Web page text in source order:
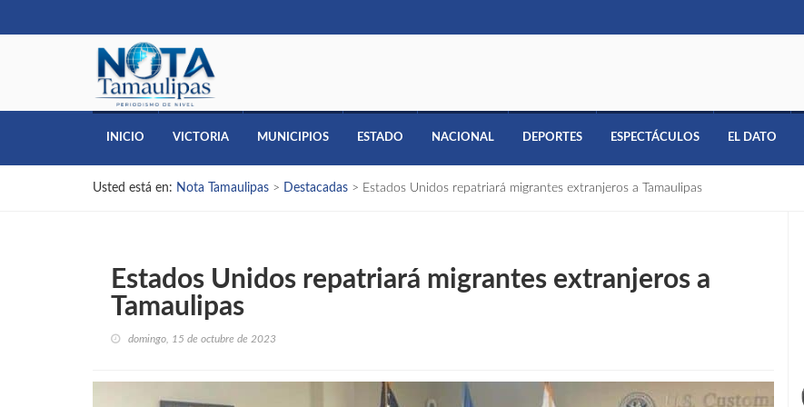
INICIO VICTORIA MUNICIPIOS ESTADO NACIONAL DEPORTES ESPECTÁCULOS EL DATO
Usted está en: Nota Tamaulipas > Destacadas > Estados Unidos repatriará migrantes extranjeros a Tamaulipas
Estados Unidos repatriará migrantes extranjeros a
Tamaulipas
domingo, 15 de octubre de 2023